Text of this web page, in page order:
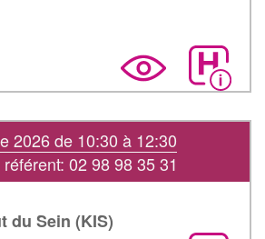
2026 de 10:30 à 12:30
02 98 98 35 31
du Sein (KIS)